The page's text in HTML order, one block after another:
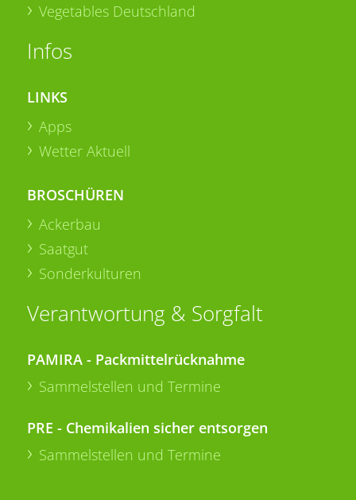
Vegetables Deutschland
Infos
LINKS
Apps
Wetter Aktuell
BROSCHÜREN
Ackerbau
Saatgut
Sonderkulturen
Verantwortung & Sorgfalt
PAMIRA - Packmittelrücknahme
Sammelstellen und Termine
PRE - Chemikalien sicher entsorgen
Sammelstellen und Termine